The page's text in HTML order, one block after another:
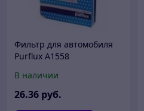
Фильтр для автомобиля
Purflux A1558
В наличии
26.36 руб.